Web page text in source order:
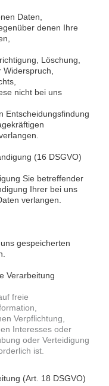
Daten,
denen Ihre
Löschung,
nicht bei uns
Entscheidungsfindung
(16 DSGVO)
Sie betreffender
Ihrer bei uns
verlangen.
gespeicherten
Verarbeitung
freie
Verpflichtung,
Interesses oder
oder Verteidigung
ist.
(Art. 18 DSGVO)